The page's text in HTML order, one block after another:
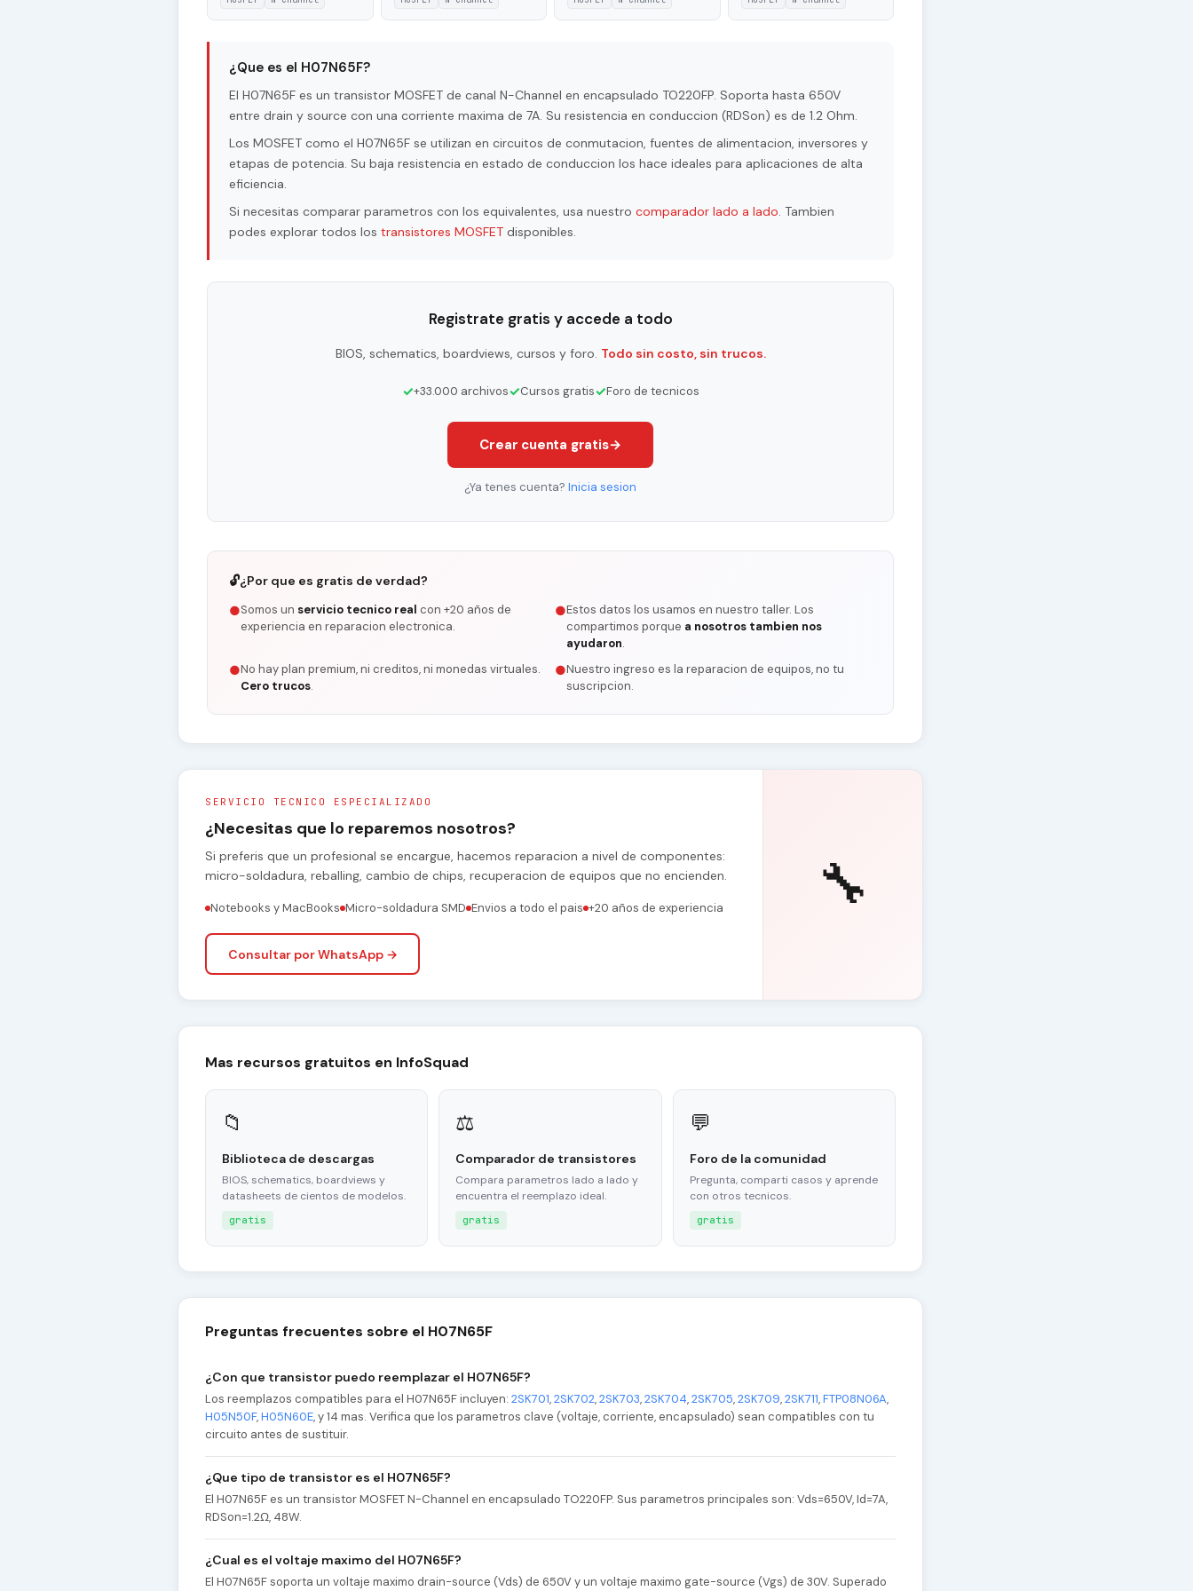
¿Que es el H07N65F?
El H07N65F es un transistor MOSFET de canal N-Channel en encapsulado TO220FP. Soporta hasta 650V
entre drain y source con una corriente maxima de 7A. Su resistencia en conduccion (RDSon) es de 1.2 Ohm.
Los MOSFET como el H07N65F se utilizan en circuitos de conmutacion, fuentes de alimentacion, inversores y
etapas de potencia. Su baja resistencia en estado de conduccion los hace ideales para aplicaciones de alta
eficiencia.
Si necesitas comparar parametros con los equivalentes, usa nuestro comparador lado a lado. Tambien
podes explorar todos los transistores MOSFET disponibles.
Registrate gratis y accede a todo
BIOS, schematics, boardviews, cursos y foro. Todo sin costo, sin trucos.
✓+33.000 archivos✓Cursos gratis✓Foro de tecnicos
Crear cuenta gratis→
¿Ya tenes cuenta? Inicia sesion
🔓¿Por que es gratis de verdad?
●Somos un servicio tecnico real con +20 años de
experiencia en reparacion electronica.
●Estos datos los usamos en nuestro taller. Los
compartimos porque a nosotros tambien nos
ayudaron.
●No hay plan premium, ni creditos, ni monedas virtuales.
Cero trucos.
●Nuestro ingreso es la reparacion de equipos, no tu
suscripcion.
SERVICIO TECNICO ESPECIALIZADO
¿Necesitas que lo reparemos nosotros?
Si preferis que un profesional se encargue, hacemos reparacion a nivel de componentes:
micro-soldadura, reballing, cambio de chips, recuperacion de equipos que no encienden.
Notebooks y MacBooks Micro-soldadura SMD Envios a todo el pais +20 años de experiencia
Consultar por WhatsApp →
🔧
Mas recursos gratuitos en InfoSquad
📁
Biblioteca de descargas
BIOS, schematics, boardviews y
datasheets de cientos de modelos.
gratis
⚖
Comparador de transistores
Compara parametros lado a lado y
encuentra el reemplazo ideal.
gratis
💬
Foro de la comunidad
Pregunta, comparti casos y aprende
con otros tecnicos.
gratis
Preguntas frecuentes sobre el H07N65F
¿Con que transistor puedo reemplazar el H07N65F?
Los reemplazos compatibles para el H07N65F incluyen: 2SK701,2SK702,2SK703,2SK704,2SK705,2SK709,2SK711,FTP08N06A,
H05N50F,H05N60E, y 14 mas. Verifica que los parametros clave (voltaje, corriente, encapsulado) sean compatibles con tu
circuito antes de sustituir.
¿Que tipo de transistor es el H07N65F?
El H07N65F es un transistor MOSFET N-Channel en encapsulado TO220FP. Sus parametros principales son: Vds=650V, Id=7A,
RDSon=1.2Ω, 48W.
¿Cual es el voltaje maximo del H07N65F?
El H07N65F soporta un voltaje maximo drain-source (Vds) de 650V y un voltaje maximo gate-source (Vgs) de 30V. Superado